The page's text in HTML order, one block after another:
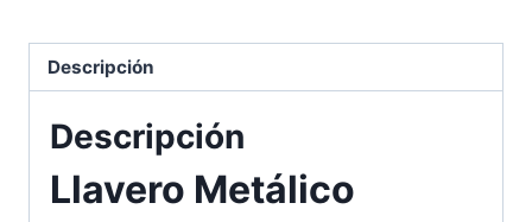
Descripción
Descripción
Llavero Metálico